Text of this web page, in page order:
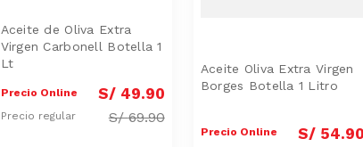
Aceite de Oliva Extra
Virgen Carbonell Botella 1
Lt
Precio Online S/ 49.90
Precio regular S/69.90
Aceite Oliva Extra Virgen
Borges Botella 1 Litro
Precio Online S/ 54.